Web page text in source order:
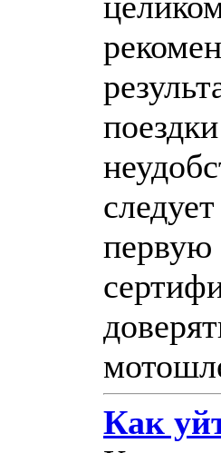
первую
Как